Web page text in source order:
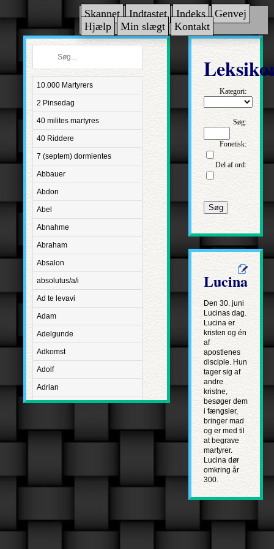
Skannet Indtastet Indeks
Genvej
Hjælp
Min slægt Kontakt
10.000 Martyrers
2 Pinsedag
40 milites martyres
40 Riddere
7 (septem) dormientes
Abbauer
Abdon
Abel
Abnahme
Abraham
Absalon
absolutus/a/i
Ad te levavi
Adam
Adelgunde
Adkomst
Adolf
Adrian
Advent
Aetatis suae
Agapetus
Kategori:
Søg:
Fonetisk:
Del af ord:
Søg
Lucina
Den 30. juni
Lucinas dag.
Lucina er
kristen og én
af
apostlenes
disciple. Hun
tager sig af
andre
kristne,
besøger dem
i fængsler,
bringer mad
og er med til
at begrave
martyrer.
Lucina dør
omkring år
300.